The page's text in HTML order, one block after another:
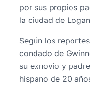
por sus propios
la ciudad de
Según los
condado de
su exnovio y
hispano de 20